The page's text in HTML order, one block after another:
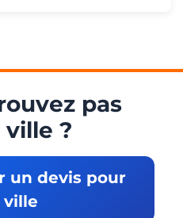
pas
?
un devis pour
ville